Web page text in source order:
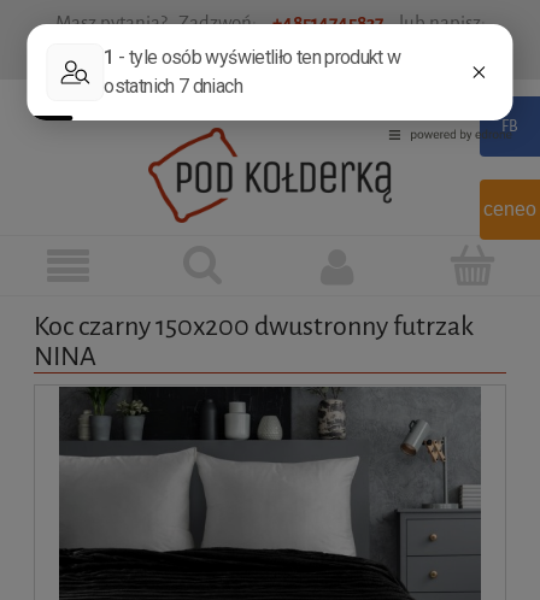
Masz pytania? Zadzwoń: +48514745837 lub napisz:
sklep@podkolderka.pl
Koc czarny 150x200 dwustronny futrzak
NINA
ceneo